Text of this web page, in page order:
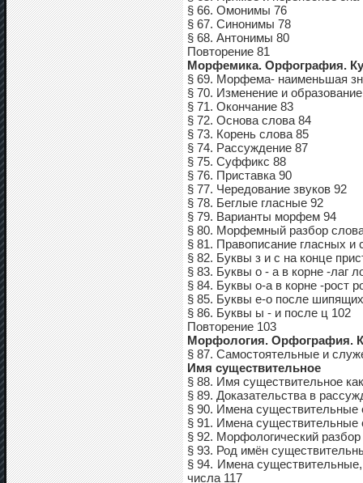
§ 66. Омонимы 76
§ 67. Синонимы 78
§ 68. Антонимы 80
Повторение 81
Морфемика. Орфография.
§ 69. Морфема- наименьшая
§ 70. Изменение и
§ 71. Окончание 83
§ 72. Основа слова 84
§ 73. Корень слова 85
§ 74. Рассуждение 87
§ 75. Суффикс 88
§ 76. Приставка 90
§ 77. Чередование звуков 92
§ 78. Беглые гласные 92
§ 79. Варианты морфем 94
§ 80. Морфемный разбор
§ 81. Правописание гласных и
§ 82. Буквы з и с на конце
§ 83. Буквы о - а в корне -лаг
§ 84. Буквы о-а в корне -рост
§ 85. Буквы е-о после
§ 86. Буквы ы - и после ц 102
Повторение 103
Морфология. Орфография.
§ 87. Самостоятельные и
Имя существительное
§ 88. Имя существительное
§ 89. Доказательства в
§ 90. Имена
§ 91. Имена существительные
§ 92. Морфологический
§ 93. Род имён
§ 94. Имена
числа 117